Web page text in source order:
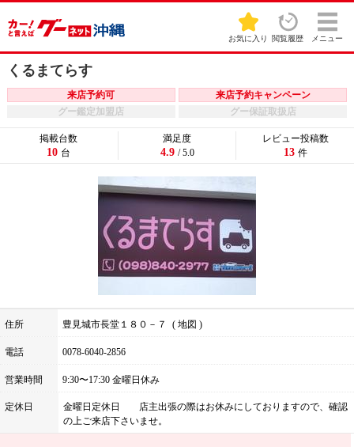
お気に入り 閲覧履歴 メニュー
くるまてらす
来店予約可
来店予約キャンペーン
グー鑑定加盟店
グー保証取扱店
住所 豊見城市長堂１８０－７ 地図
電話 0078-6040-2856
営業時間 9:30〜17:30 金曜日休み
定休日
金曜日定休日 店主出張の際はお休みにしておりますので、確認
の上ご来店下さいませ。
掲載台数
10 台
満足度
4.9 / 5.0
レビュー投稿数
13 件